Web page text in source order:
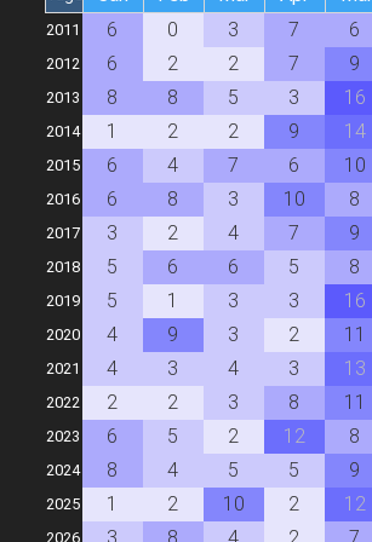
2011 6 0 3 7 6
2012 6 2 2 7 9
2013 8 8 5 3 16
2014 1 2 2 9 14
2015 6 4 7 6 10
2016 6 8 3 10 8
2017 3 2 4 7 9
2018 5 6 6 5 8
2019 5 1 3 3 16
2020 4 9 3 2 11
2021 4 3 4 3 13
2022 2 2 3 8 11
2023 6 5 2 12 8
2024 8 4 5 5 9
2025 1 2 10 2 12
2026